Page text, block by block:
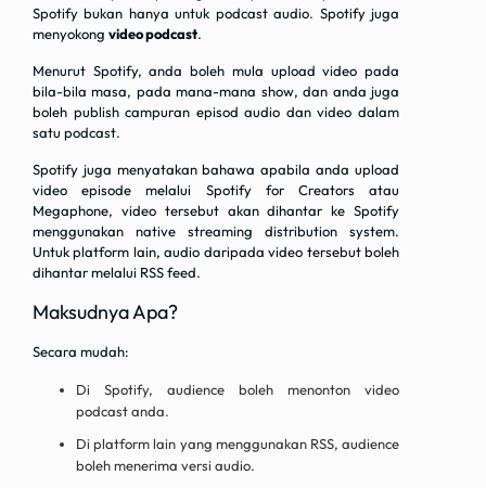
Spotify bukan hanya untuk podcast audio. Spotify juga
menyokong video podcast.
Menurut Spotify, anda boleh mula upload video pada
bila-bila masa, pada mana-mana show, dan anda juga
boleh publish campuran episod audio dan video dalam
satu podcast.
Spotify juga menyatakan bahawa apabila anda upload
video episode melalui Spotify for Creators atau
Megaphone, video tersebut akan dihantar ke Spotify
menggunakan native streaming distribution system.
Untuk platform lain, audio daripada video tersebut boleh
dihantar melalui RSS feed.
Maksudnya Apa?
Secara mudah:
Di Spotify, audience boleh menonton video
podcast anda.
Di platform lain yang menggunakan RSS, audience
boleh menerima versi audio.